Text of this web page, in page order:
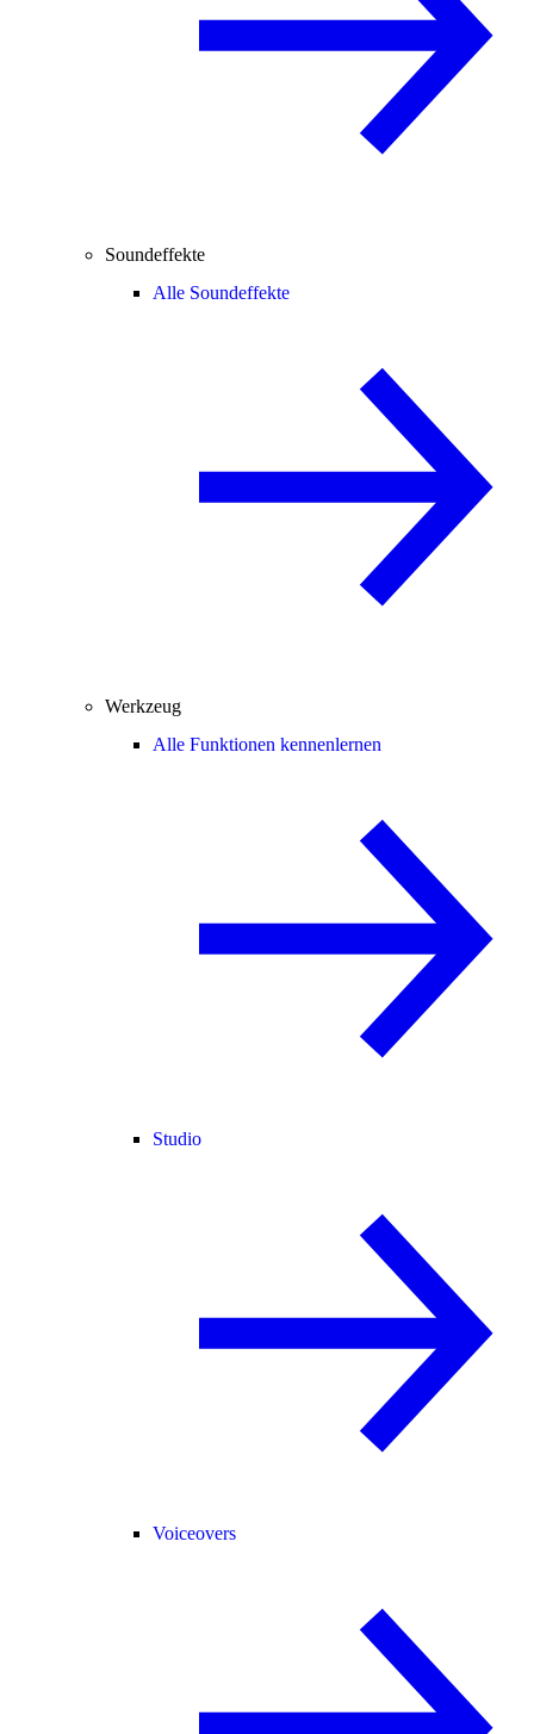
Soundeffekte
Alle Soundeffekte
Werkzeug
Alle Funktionen kennenlernen
Studio
Voiceovers